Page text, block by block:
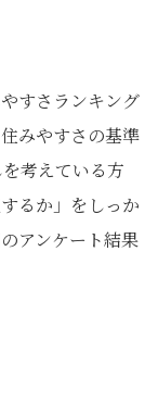
すさランキング
みやすさの基準
考えている方
るか」をしっか
アンケート結果